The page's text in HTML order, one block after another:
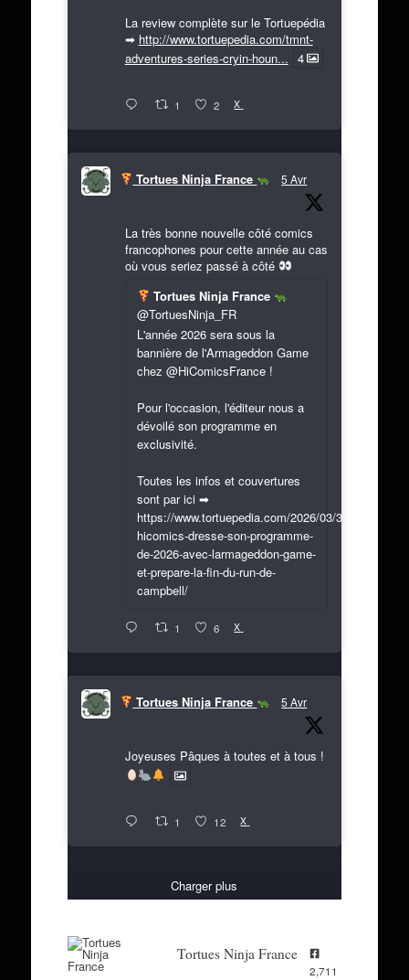
La review complète sur le Tortuepédia
➡ http://www.tortuepedia.com/tmnt-
adventures-series-cryin-houn... 4
1 2 X
Tortues Ninja France 5 Avr
La très bonne nouvelle côté comics
francophones pour cette année au cas
où vous seriez passé à côté
Tortues Ninja France
@TortuesNinja_FR
L'année 2026 sera sous la
bannière de l'Armageddon Game
chez @HiComicsFrance !
Pour l'occasion, l'éditeur nous a
dévoilé son programme en
exclusivité.
Toutes les infos et couvertures
sont par ici ➡
https://www.tortuepedia.com/2026/03/31/exclusif-
hicomics-dresse-son-programme-
de-2026-avec-larmageddon-game-
et-prepare-la-fin-du-run-de-
campbell/
1 6 X
Tortues Ninja France 5 Avr
Joyeuses Pâques à toutes et à tous !
1 12 X
Charger plus
Tortues Ninja France
2,711